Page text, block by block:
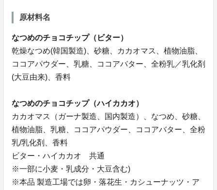
原材料名
なつめのチョコチップ（ビター）
乾燥なつめ(韓国製造)、砂糖、カカオマス、植物油脂、
ココアパウダー、乳糖、ココアバター、全粉乳／乳化剤
(大豆由来)、香料
なつめのチョコチップ（ハイカカオ）
カカオマス（ガーナ製造、国内製造）、なつめ、砂糖、
植物油脂、乳糖、ココアパウダー、ココアバター、全粉
乳/乳化剤、香料
ビター・ハイカカオ 共通
※一部に小麦・乳成分・大豆含む)
※本品 製造工場では卵・落花生・カシューナッツ・ア